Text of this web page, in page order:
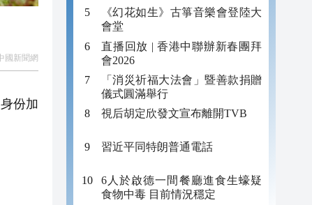
國新聞網
份加
目增至50個
《幻花如生》古箏音樂會登陸大
會堂
直播回放 | 香港中聯辦新春團拜
會2026
「消災祈福大法會」暨善款捐贈
儀式圓滿舉行
視后胡定欣發文宣布離開TVB
習近平同特朗普通電話
6人於啟德一間餐廳進食生蠔疑
食物中毒 目前情況穩定